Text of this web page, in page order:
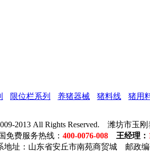
限位栏系列 养猪器械 猪料线 猪用
2013 All Rights Reserved. 潍坊市玉
费服务热线： 400-0076-008 王经理 ：
地址：山东省安丘市南苑商贸城 邮政编